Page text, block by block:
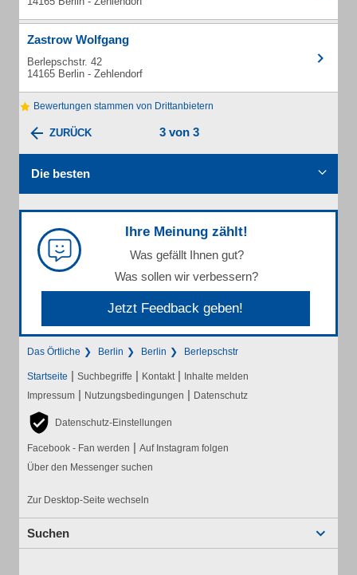
Zastrow Wolfgang
Berlepschstr. 42
14165 Berlin - Zehlendorf
Bewertungen stammen von Drittanbietern
ZURÜCK 3 von 3
Die besten
Ihre Meinung zählt!
Was gefällt Ihnen gut?
Was sollen wir verbessern?
Jetzt Feedback geben!
Das Örtliche Berlin Berlin Berlepschstr
Startseite | Suchbegriffe | Kontakt | Inhalte melden
Impressum | Nutzungsbedingungen | Datenschutz
Datenschutz-Einstellungen
Facebook - Fan werden | Auf Instagram folgen
Über den Messenger suchen
Zur Desktop-Seite wechseln
Suchen